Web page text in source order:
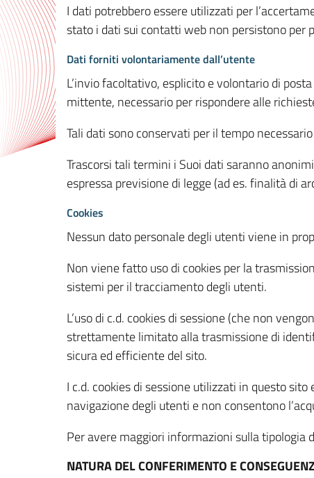
I dati potrebbero essere utilizzati per
stato i dati sui contatti web non persistono per
Dati forniti volontariamente dall’utente
L’invio facoltativo, esplicito e volontario di
mittente, necessario per rispondere alle
Tali dati sono conservati per il tempo
Trascorsi tali termini i Suoi dati saranno
espressa previsione di legge (ad es. finalità di
Cookies
Nessun dato personale degli utenti viene in
Non viene fatto uso di cookies per la
sistemi per il tracciamento degli utenti.
L’uso di c.d. cookies di sessione (che non
strettamente limitato alla trasmissione di
sicura ed efficiente del sito.
I c.d. cookies di sessione utilizzati in questo
navigazione degli utenti e non consentono
Per avere maggiori informazioni sulla tipologia
NATURA DEL CONFERIMENTO E